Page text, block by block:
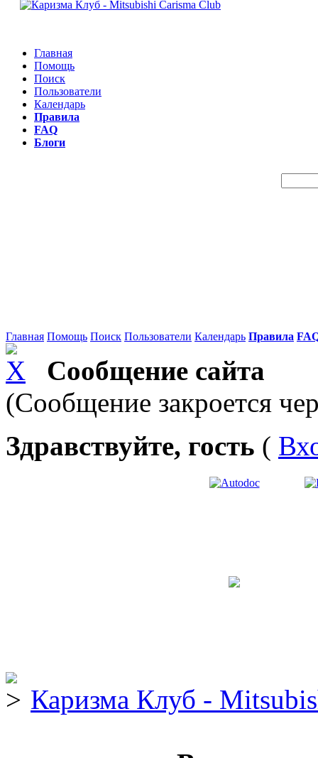
Главная
Помощь
Поиск
Пользователи
Календарь
Правила
FAQ
Блоги
Главная Помощь Поиск Пользователи Календарь Правила
Сообщение сайта
(Сообщение закроется
Здравствуйте, гость (
Каризма Клуб -